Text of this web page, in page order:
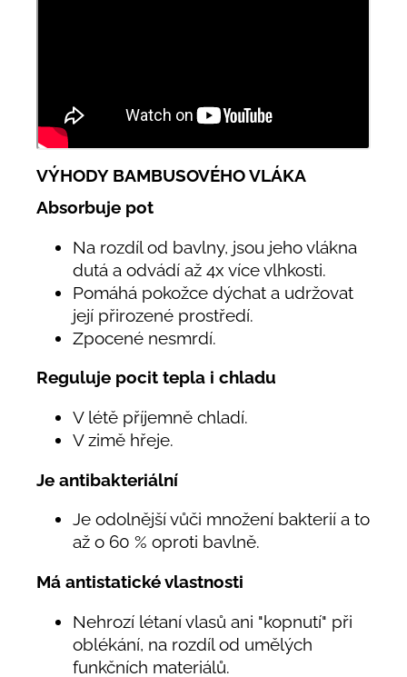
VÝHODY BAMBUSOVÉHO VLÁKA
Absorbuje pot
Na rozdíl od bavlny, jsou jeho vlákna
dutá a odvádí až 4x více vlhkosti.
Pomáhá pokožce dýchat a udržovat
její přirozené prostředí.
Zpocené nesmrdí.
Reguluje pocit tepla i chladu
V létě příjemně chladí.
V zimě hřeje.
Je antibakteriální
Je odolnější vůči množení bakterií a to
až o 60 % oproti bavlně.
Má antistatické vlastnosti
Nehrozí létaní vlasů ani "kopnutí" při
oblékání, na rozdíl od umělých
funkčních materiálů.